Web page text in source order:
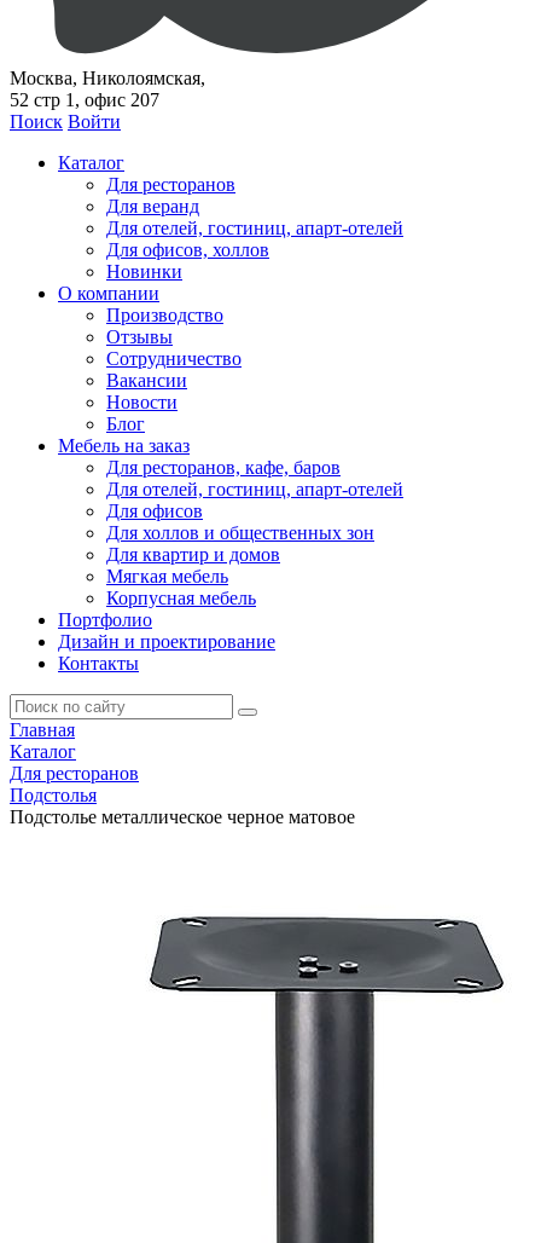
Москва, Николоямская,
52 стр 1, офис 207
Поиск Войти
Каталог
Для ресторанов
Для веранд
Для отелей, гостиниц, апарт-отелей
Для офисов, холлов
Новинки
О компании
Производство
Отзывы
Сотрудничество
Вакансии
Новости
Блог
Мебель на заказ
Для ресторанов, кафе, баров
Для отелей, гостиниц, апарт-отелей
Для офисов
Для холлов и общественных зон
Для квартир и домов
Мягкая мебель
Корпусная мебель
Портфолио
Дизайн и проектирование
Контакты
Главная
Каталог
Для ресторанов
Подстолья
Подстолье металлическое черное матовое